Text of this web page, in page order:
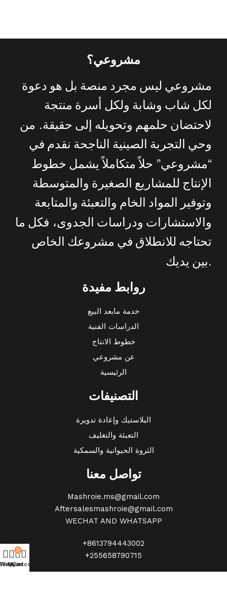
تواصل معنا
Mashroie.ms@gmail.com
Aftersalesmashroie@gmail.com
WECHAT AND WHATSAPP
+8613794443002
+255658790715
التصنيفات
البلاستيك وإعادة تدويرة
التعبئة والتغليف
الثروة الحيوانية والسمكية
روابط مفيدة
خدمة مابعد البيع
الدراسات الفنية
خطوط الانتاج
عن مشروعي
الرئيسية
مشروعي؟
مشروعي ليس مجرد منصة بل هو دعوة
لكل شاب وشابة ولكل أسرة منتجة
لاحتضان حلمهم وتحويله إلى حقيقة. من
وحي التجربة الصينية الناجحة نقدم في
“مشروعي” حلاً متكاملاً يشمل خطوط
الإنتاج للمشاريع الصغيرة والمتوسطة
وتوفير
المواد الخام والتعبئة والمتابعة
والاستشارات ودراسات الجدوى، فكل ما
تحتاجه للانطلاق في مشروعك الخاص
بين يديك .
Wishlist
0
Cart
My account